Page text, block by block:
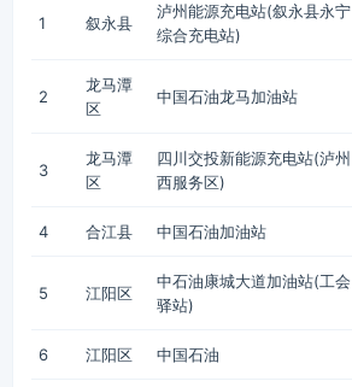
1 叙永县
泸州能源充电站(叙永县永宁
综合充电站)
2
龙马潭
区
中国石油龙马加油站
3
龙马潭
区
四川交投新能源充电站(泸州
西服务区)
4 合江县 中国石油加油站
5 江阳区
中石油康城大道加油站(工会
驿站)
6 江阳区 中国石油